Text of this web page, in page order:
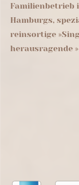
Familienbetrieb
Hamburgs,
reinsortige
herausragende